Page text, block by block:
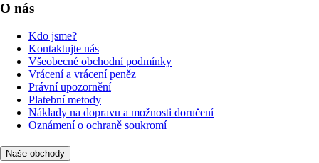
O nás
Kdo jsme?
Kontaktujte nás
Všeobecné obchodní podmínky
Vrácení a vrácení peněz
Právní upozornění
Platební metody
Náklady na dopravu a možnosti doručení
Oznámení o ochraně soukromí
Naše obchody